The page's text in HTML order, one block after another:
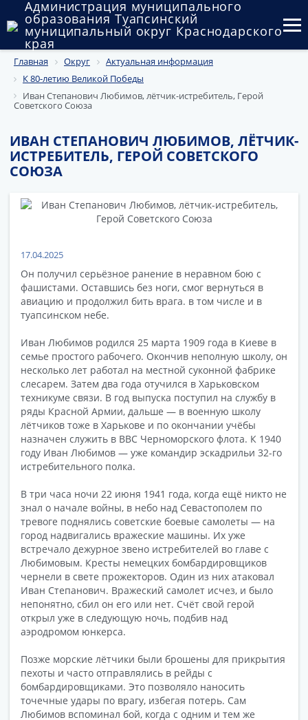
Администрация муниципального
образования Туапсинский
муниципальный округ Краснодарского
края
Округ
Администрация
Государственный и муниципальный контроль
Публичные слушания и общественные обсуждения
Главная Округ
Актуальная информация
К 80-летию Великой Победы
Иван Степанович Любимов, лётчик-истребитель, Герой
Советского Союза
ИВАН СТЕПАНОВИЧ ЛЮБИМОВ, ЛЁТЧИК-
ИСТРЕБИТЕЛЬ, ГЕРОЙ СОВЕТСКОГО
СОЮЗА
17.04.2025
Он получил серьёзное ранение в неравном бою с
фашистами. Оставшись без ноги, смог вернуться в
авиацию и продолжил бить врага. в том числе и в
туапсинском небе.
Иван Любимов родился 25 марта 1909 года в Киеве в
семье простого рабочего. Окончив неполную школу, он
несколько лет работал на местной суконной фабрике
слесарем. Затем два года отучился в Харьковском
техникуме связи. В год выпуска поступил на службу в
ряды Красной Армии, дальше — в военную школу
лётчиков тоже в Харькове и по окончании учёбы
назначен служить в ВВС Черноморского флота. К 1940
году Иван Любимов — уже командир эскадрильи 32-го
истребительного полка.
В три часа ночи 22 июня 1941 года, когда ещё никто не
знал о начале войны, в небо над Севастополем по
тревоге поднялись советские боевые самолеты — на
город надвигались вражеские машины. Их уже
встречало дежурное звено истребителей во главе с
Любимовым. Кресты немецких бомбардировщиков
чернели в свете прожекторов. Один из них атаковал
Иван Степанович. Вражеский самолет исчез, и было
непонятно, сбил он его или нет. Счёт свой герой
открыл уже в следующую ночь, подбив над
аэродромом юнкерса.
Позже морские лётчики были брошены для прикрытия
пехоты и часто отправлялись в рейды с
бомбардировщиками. Это позволяло наносить
точечные удары по врагу, избегая потерь. Сам
Любимов вспоминал бой, когда с одним и тем же